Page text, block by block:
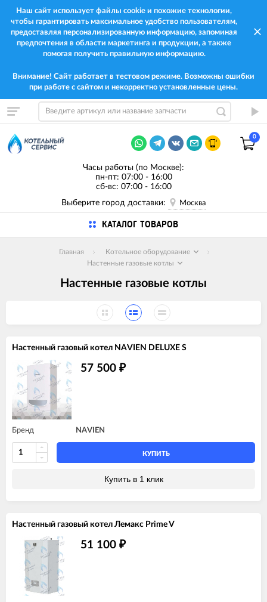
Наш сайт использует файлы cookie и похожие технологии,
чтобы гарантировать максимальное удобство пользователям,
предоставляя персонализированную информацию, запоминая
предпочтения в области маркетинга и продукции, а также
помогая получить правильную информацию.
Внимание! Сайт работает в тестовом режиме. Возможны ошибки
при работе с сайтом и некорректно установленные цены.
0
Часы работы (по Москве):
пн-пт: 07:00 - 16:00
сб-вс: 07:00 - 16:00
Выберите город доставки:
Москва
КАТАЛОГ ТОВАРОВ
Главная
Котельное оборудование
Настенные газовые котлы
Настенные газовые котлы
Настенный газовый котел NAVIEN DELUXE S
57 500 ₽
Бренд NAVIEN
КУПИТЬ
Купить в 1 клик
Настенный газовый котел Лемакс Prime V
51 100 ₽